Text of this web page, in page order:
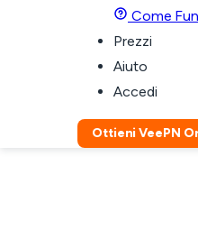
Come
Prezzi
Aiuto
Accedi
Ottieni VeePN